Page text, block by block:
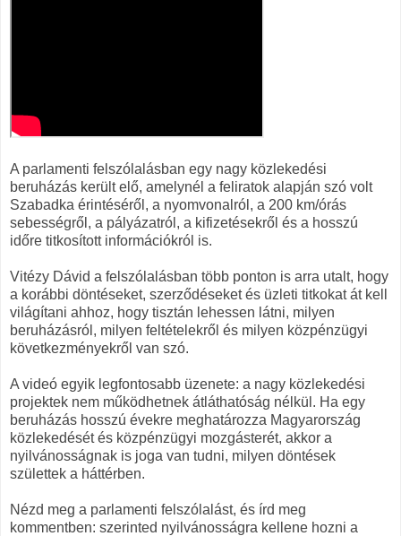
A parlamenti felszólalásban egy nagy közlekedési
beruházás került elő, amelynél a feliratok alapján szó volt
Szabadka érintéséről, a nyomvonalról, a 200 km/órás
sebességről, a pályázatról, a kifizetésekről és a hosszú
időre titkosított információkról is.
Vitézy Dávid a felszólalásban több ponton is arra utalt, hogy
a korábbi döntéseket, szerződéseket és üzleti titkokat át kell
világítani ahhoz, hogy tisztán lehessen látni, milyen
beruházásról, milyen feltételekről és milyen közpénzügyi
következményekről van szó.
A videó egyik legfontosabb üzenete: a nagy közlekedési
projektek nem működhetnek átláthatóság nélkül. Ha egy
beruházás hosszú évekre meghatározza Magyarország
közlekedését és közpénzügyi mozgásterét, akkor a
nyilvánosságnak is joga van tudni, milyen döntések
születtek a háttérben.
Nézd meg a parlamenti felszólalást, és írd meg
kommentben: szerinted nyilvánosságra kellene hozni a